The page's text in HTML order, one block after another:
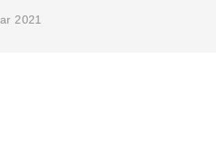
2021